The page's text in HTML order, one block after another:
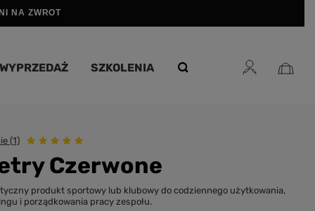
NA ZWROT
WYPRZEDAŻ SZKOLENIA
(1)
Czerwone
produkt sportowy lub klubowy do codziennego użytkowania,
i porządkowania pracy zespołu.